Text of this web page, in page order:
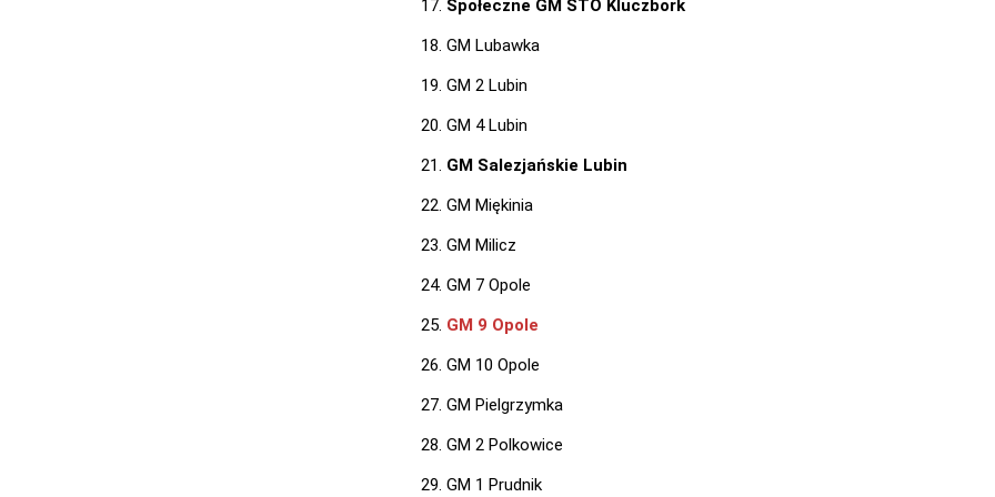
Społeczne GM STO Kluczbork
GM Lubawka
GM 2 Lubin
GM 4 Lubin
GM Salezjańskie Lubin
GM Miękinia
GM Milicz
GM 7 Opole
GM 9 Opole
GM 10 Opole
GM Pielgrzymka
GM 2 Polkowice
GM 1 Prudnik